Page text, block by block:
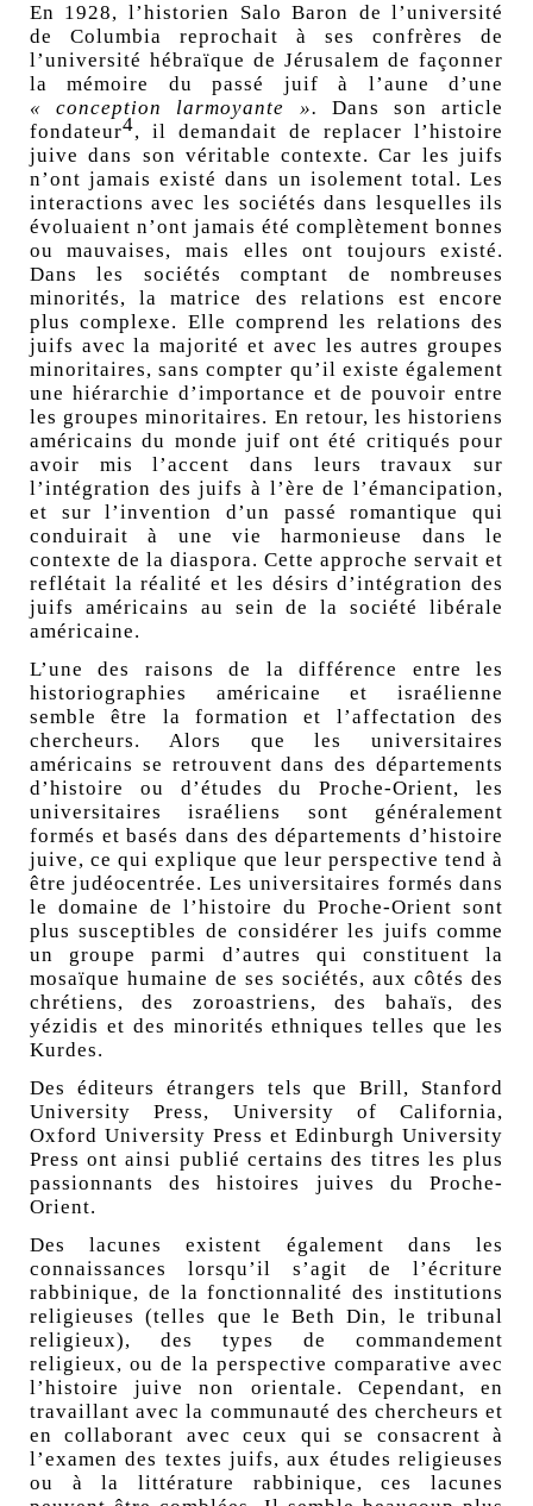
En 1928, l’historien Salo Baron de l’université
de Columbia reprochait à ses confrères de
l’université hébraïque de Jérusalem de façonner
la mémoire du passé juif à l’aune d’une
«
conception larmoyante ». Dans son article
fondateur4, il demandait de replacer l’histoire
juive dans son véritable contexte. Car les juifs
n’ont jamais existé dans un isolement total. Les
interactions avec les sociétés dans lesquelles ils
évoluaient n’ont jamais été complètement bonnes
ou mauvaises, mais elles ont toujours existé.
Dans les sociétés comptant de nombreuses
minorités, la matrice des relations est encore
plus complexe. Elle comprend les relations des
juifs avec la majorité et avec les autres groupes
minoritaires, sans compter qu’il existe également
une hiérarchie d’importance et de pouvoir entre
les groupes minoritaires. En retour, les historiens
américains du monde juif ont été critiqués pour
avoir mis l’accent dans leurs travaux sur
l’intégration des juifs à l’ère de l’émancipation,
et sur l’invention d’un passé romantique qui
conduirait à une vie harmonieuse dans le
contexte de la diaspora. Cette approche servait et
reflétait la réalité et les désirs d’intégration des
juifs américains au sein de la société libérale
américaine.
L’une des raisons de la différence entre les
historiographies américaine et israélienne
semble être la formation et l’affectation des
chercheurs. Alors que les universitaires
américains se retrouvent dans des départements
d’histoire ou d’études du Proche-Orient, les
universitaires israéliens sont généralement
formés et basés dans des départements d’histoire
juive, ce qui explique que leur perspective tend à
être judéocentrée. Les universitaires formés dans
le domaine de l’histoire du Proche-Orient sont
plus susceptibles de considérer les juifs comme
un groupe parmi d’autres qui constituent la
mosaïque humaine de ses sociétés, aux côtés des
chrétiens, des zoroastriens, des bahaïs, des
yézidis et des minorités ethniques telles que les
Kurdes.
Des éditeurs étrangers tels que Brill, Stanford
University Press, University of California,
Oxford University Press et Edinburgh University
Press ont ainsi publié certains des titres les plus
passionnants des histoires juives du Proche-
Orient.
Des lacunes existent également dans les
connaissances lorsqu’il s’agit de l’écriture
rabbinique, de la fonctionnalité des institutions
religieuses (telles que le Beth Din, le tribunal
religieux), des types de commandement
religieux, ou de la perspective comparative avec
l’histoire juive non orientale. Cependant, en
travaillant avec la communauté des chercheurs et
en collaborant avec ceux qui se consacrent à
l’examen des textes juifs, aux études religieuses
ou à la littérature rabbinique, ces lacunes